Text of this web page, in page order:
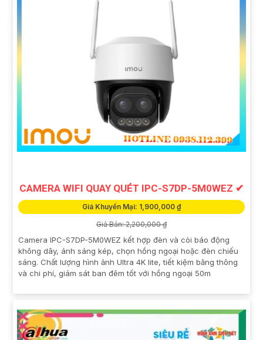
CAMERA WIFI QUAY QUÉT IPC-S7DP-5M0WEZ ✔
Giá Khuyến Mại: 1,900,000 ₫
Giá Bán: 2,200,000 ₫
Camera IPC-S7DP-5M0WEZ kết hợp đèn và còi báo động
không dây, ánh sáng kép, chọn hồng ngoại hoặc đèn chiếu
sáng. Chất lượng hình ảnh Ultra 4K lite, tiết kiệm băng thông
và chi phí, giám sát ban đêm tốt với hồng ngoại 50m